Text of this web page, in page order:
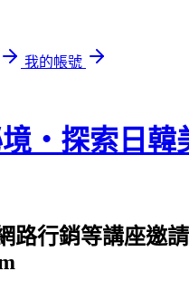
我的帳號
・探索日韓
路行銷等講座邀